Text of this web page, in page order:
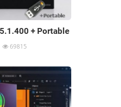
+ Portable
69815